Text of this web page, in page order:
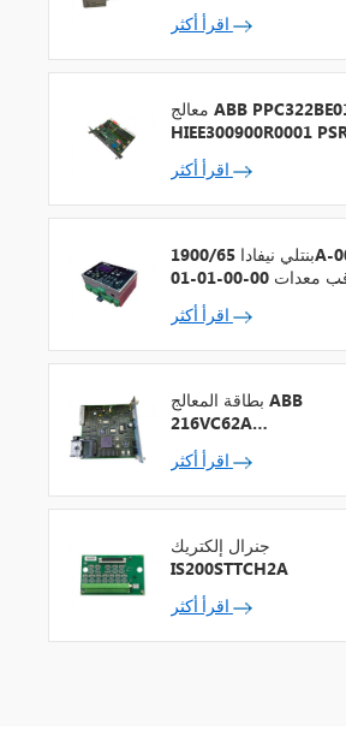
معالج ABB PPC322BE01
HIEE300900R0001
+ ناقل المجال
بنتلي نيفادا 1900/65A-00-
01-01-00-00 مراقب معدات
الأغراض العامة
بطاقة المعالج ABB
216VC62A
HESG324442R13
جنرال إلكتريك
IS200STTCH2A